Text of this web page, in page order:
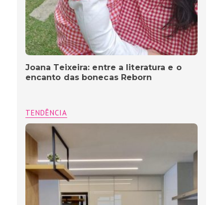
Joana Teixeira: entre a literatura e o
encanto das bonecas Reborn
TENDÊNCIA